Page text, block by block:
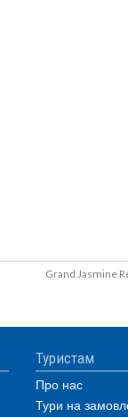
Grand Jasmine
Туристам
Про нас
Тури на